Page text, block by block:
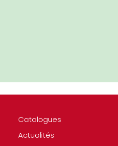
Catalogues
Actualités